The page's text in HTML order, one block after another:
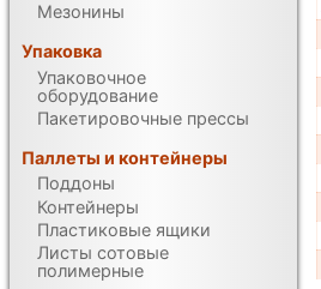
Мезонины
Упаковка
Упаковочное
оборудование
Пакетировочные прессы
Паллеты и контейнеры
Поддоны
Контейнеры
Пластиковые ящики
Листы сотовые
полимерные